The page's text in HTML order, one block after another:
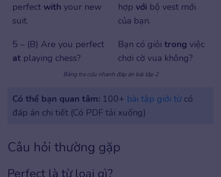
perfect with your new
suit.
hợp với bộ vest mới
của bạn.
5 – (B) Are you perfect
at playing chess?
Bạn có giỏi trong việc
chơi cờ vua không?
Bảng tra cứu nhanh đáp án bài tập 2
Có thể bạn quan tâm: 100+ bài tập giới từcó
đáp án chi tiết (Có PDF tải xuống)
Câu hỏi thường gặp
Perfect là từ loại gì?